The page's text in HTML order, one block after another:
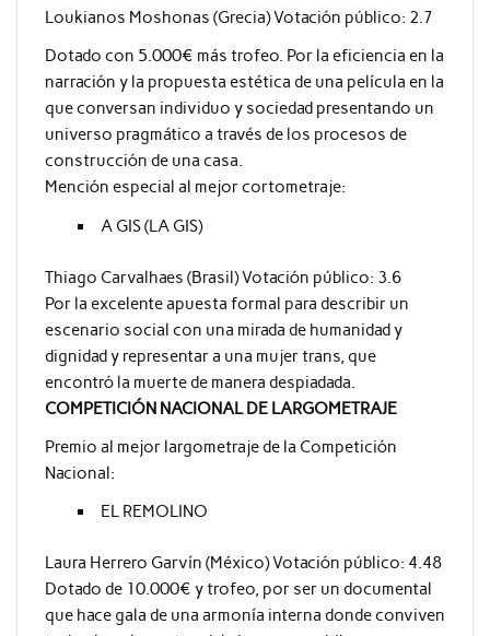
Loukianos Moshonas (Grecia) Votación público: 2.7
Dotado con 5.000€ más trofeo. Por la eficiencia en la
narración y la propuesta estética de una película en la
que conversan individuo y sociedad presentando un
universo pragmático a través de los procesos de
construcción de una casa.
Mención especial al mejor cortometraje:
A GIS (LA GIS)
Thiago Carvalhaes (Brasil) Votación público: 3.6
Por la excelente apuesta formal para describir un
escenario social con una mirada de humanidad y
dignidad y representar a una mujer trans, que
encontró la muerte de manera despiadada.
COMPETICIÓN NACIONAL DE LARGOMETRAJE
Premio al mejor largometraje de la Competición
Nacional:
EL REMOLINO
Laura Herrero Garvín (México) Votación público: 4.48
Dotado de 10.000€ y trofeo, por ser un documental
que hace gala de una armonía interna donde conviven